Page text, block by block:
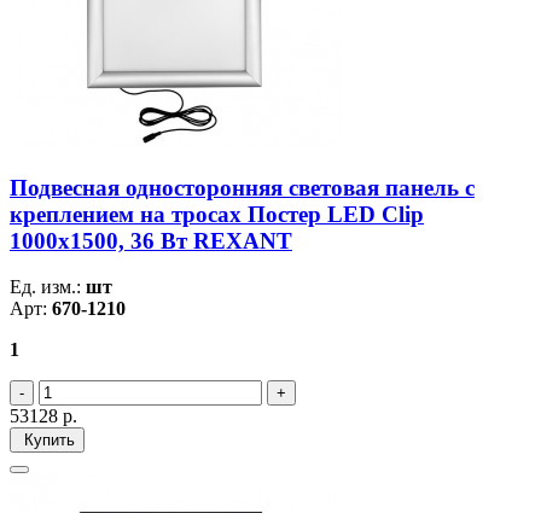
Подвесная односторонняя световая панель с
креплением на тросах Постер LED Clip
1000х1500, 36 Вт REXANT
Ед. изм.: шт
Арт: 670-1210
1
53128 р.
Купить